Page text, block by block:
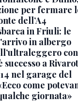
per fermare
dell’A4
in Friuli: le
in albergo
successo a
nel garage del
come
giornata»